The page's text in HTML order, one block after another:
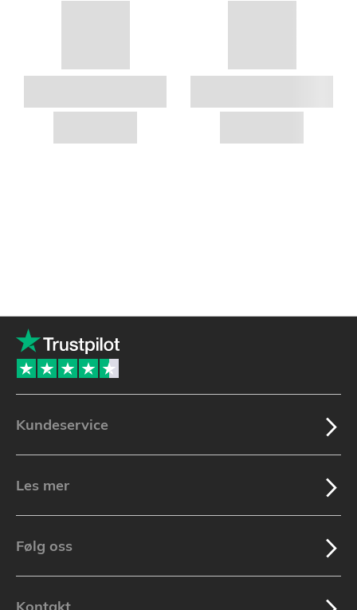
Kundeservice
Les mer
Følg oss